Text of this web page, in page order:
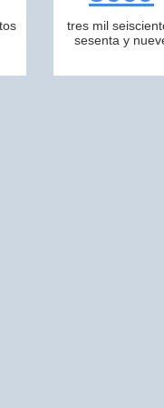
tres mil
sesenta y